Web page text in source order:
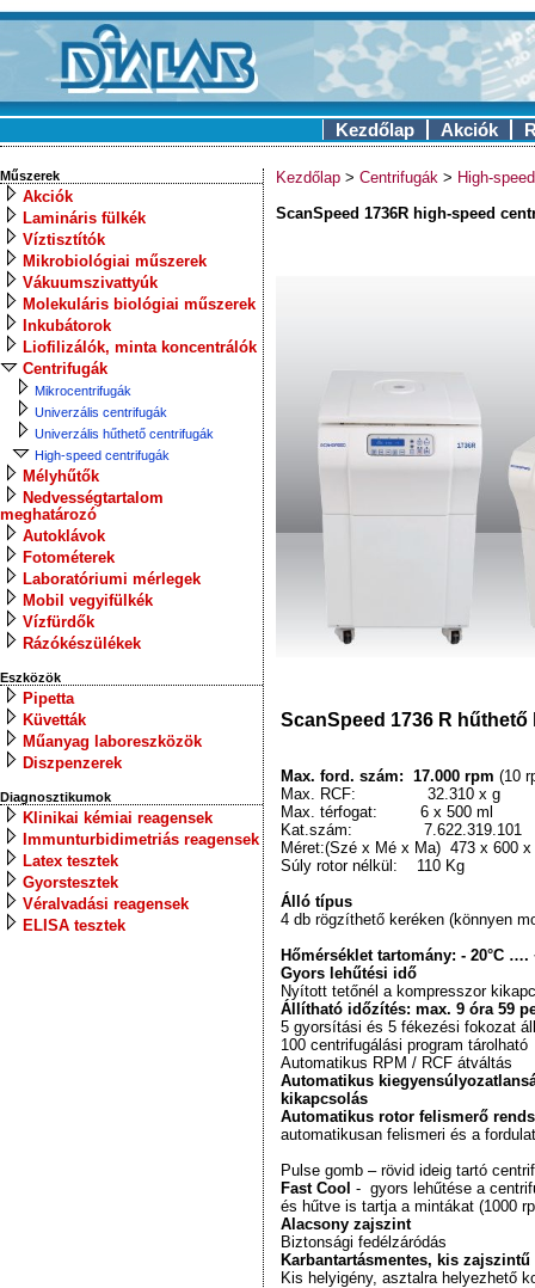
Kezdőlap Akciók
Műszerek
Akciók
Lamináris fülkék
Víztisztítók
Mikrobiológiai műszerek
Vákuumszivattyúk
Molekuláris biológiai műszerek
Inkubátorok
Liofilizálók, minta koncentrálók
Centrifugák
Mikrocentrifugák
Univerzális centrifugák
Univerzális hűthető centrifugák
High-speed centrifugák
Mélyhűtők
Nedvességtartalom
meghatározó
Autoklávok
Fotométerek
Laboratóriumi mérlegek
Mobil vegyifülkék
Vízfürdők
Rázókészülékek
Eszközök
Pipetta
Küvetták
Műanyag laboreszközök
Diszpenzerek
Diagnosztikumok
Klinikai kémiai reagensek
Immunturbidimetriás reagensek
Latex tesztek
Gyorstesztek
Véralvadási reagensek
ELISA tesztek
Kezdőlap > Centrifugák > High-
ScanSpeed 1736R high-speed
ScanSpeed 1736 R
Max. ford. szám: 17.000 rpm (10
Max. RCF: 32.310 x g
Max. térfogat: 6 x 500 ml
Kat.szám: 7.622.319.101
Méret:(Szé x Mé x Ma) 473 x 600 x
Súly rotor nélkül: 110 Kg
Álló típus
4 db rögzíthető keréken (könnyen
Hőmérséklet tartomány: - 20°C ….
Gyors lehűtési idő
Nyított tetőnél a kompresszor
Állítható időzítés: max. 9 óra 59
5 gyorsítási és 5 fékezési fokozat
100 centrifugálási program tárolható
Automatikus RPM / RCF átváltás
Automatikus
kikapcsolás
Automatikus rotor felismerő
automatikusan felismeri és a
Pulse gomb – rövid ideig tartó
Fast Cool - gyors lehűtése a
és hűtve is tartja a mintákat (1000
Alacsony zajszint
Biztonsági fedélzáródás
Karbantartásmentes, kis
Kis helyigény, asztalra helyezhető